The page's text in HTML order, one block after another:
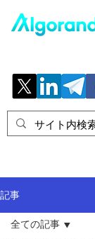
記事
全ての記事